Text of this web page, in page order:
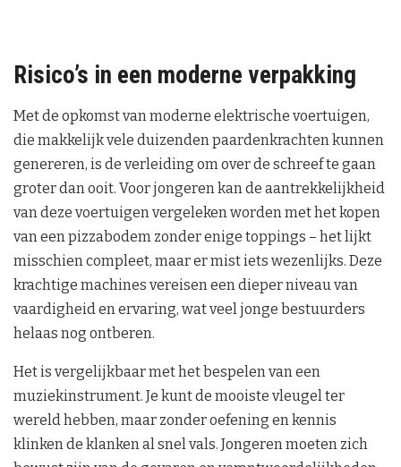
Risico’s in een moderne verpakking
Met de opkomst van moderne elektrische voertuigen,
die makkelijk vele duizenden paardenkrachten kunnen
genereren, is de verleiding om over de schreef te gaan
groter dan ooit. Voor jongeren kan de aantrekkelijkheid
van deze voertuigen vergeleken worden met het kopen
van een pizzabodem zonder enige toppings – het lijkt
misschien compleet, maar er mist iets wezenlijks. Deze
krachtige machines vereisen een dieper niveau van
vaardigheid en ervaring, wat veel jonge bestuurders
helaas nog ontberen.
Het is vergelijkbaar met het bespelen van een
muziekinstrument. Je kunt de mooiste vleugel ter
wereld hebben, maar zonder oefening en kennis
klinken de klanken al snel vals. Jongeren moeten zich